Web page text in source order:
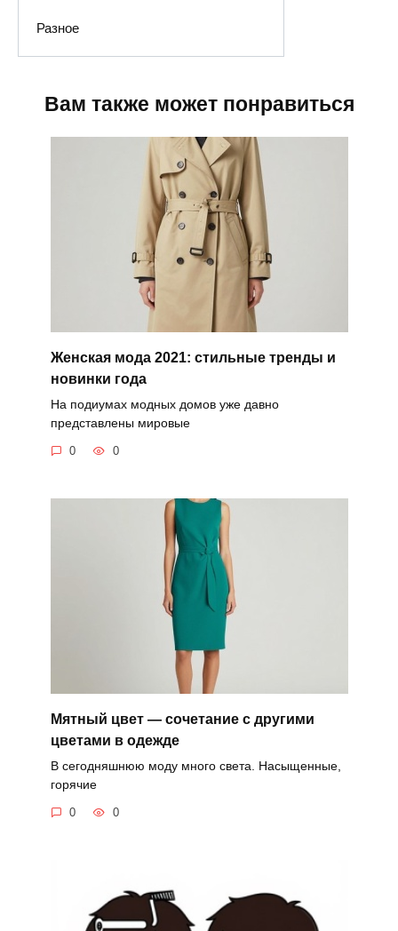
Разное
Вам также может понравиться
Женская мода 2021: стильные тренды и
новинки года
На подиумах модных домов уже давно
представлены мировые
0 0
Мятный цвет — сочетание с другими
цветами в одежде
В сегодняшнюю моду много света. Насыщенные,
горячие
0 0